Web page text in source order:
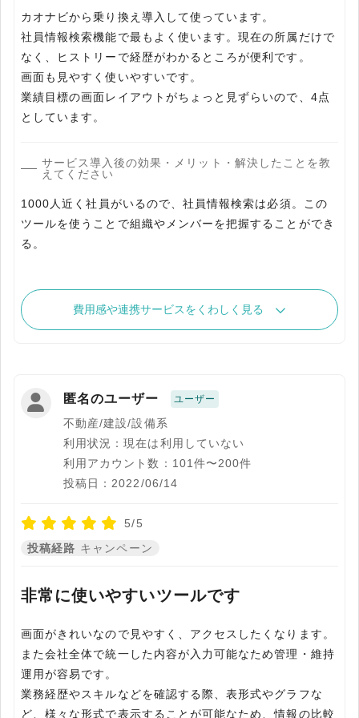
カオナビから乗り換え導入して使っています。
社員情報検索機能で最もよく使います。現在の所属だけで
なく、ヒストリーで経歴がわかるところが便利です。
画面も見やすく使いやすいです。
業績目標の画面レイアウトがちょっと見ずらいので、4点
としています。
サービス導入後の効果・メリット・解決したことを教
えてください
1000人近く社員がいるので、社員情報検索は必須。この
ツールを使うことで組織やメンバーを把握することができ
費用感や連携サービスをくわしく見る
匿名のユーザー ユーザー
不動産/建設/設備系
利用状況：現在は利用していない
利用アカウント数：101件〜200件
投稿日：2022/06/14
5/5
投稿経路 キャンペーン
非常に使いやすいツールです
画面がきれいなので見やすく、アクセスしたくなります。
また会社全体で統一した内容が入力可能なため管理・維持
運用が容易です。
業務経歴やスキルなどを確認する際、表形式やグラフな
ど、様々な形式で表示することが可能なため、情報の比較